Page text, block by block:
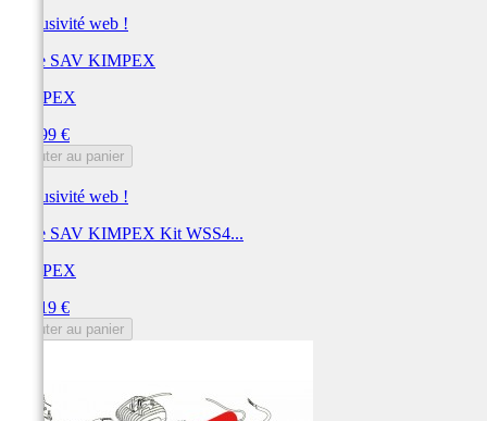
Exclusivité web !
Pièce SAV KIMPEX
KIMPEX
815,99 €
Ajouter au panier
Exclusivité web !
Pièce SAV KIMPEX Kit WSS4...
KIMPEX
673,19 €
Ajouter au panier